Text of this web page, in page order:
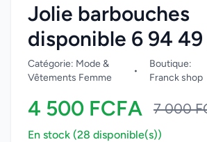
Jolie barbouches
disponible 6 94
Catégorie: Mode &
Vêtements Femme
•
Boutique:
Franck shop
4 500 FCFA 7 000
En stock (28 disponible(s))